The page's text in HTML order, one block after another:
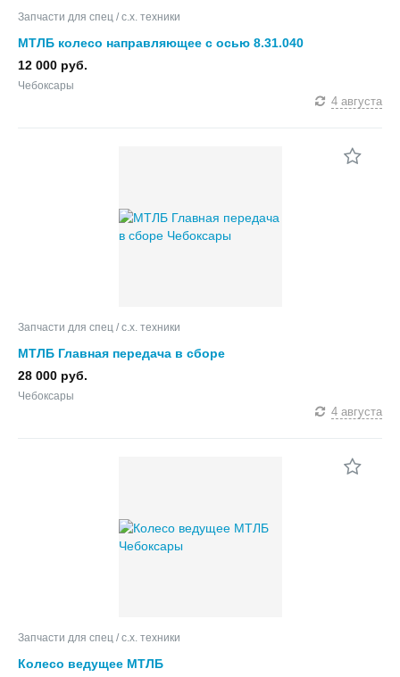
Запчасти для спец / с.х. техники
МТЛБ колесо направляющее с осью 8.31.040
12 000 руб.
Чебоксары
4 августа
Запчасти для спец / с.х. техники
МТЛБ Главная передача в сборе
28 000 руб.
Чебоксары
4 августа
Запчасти для спец / с.х. техники
Колесо ведущее МТЛБ